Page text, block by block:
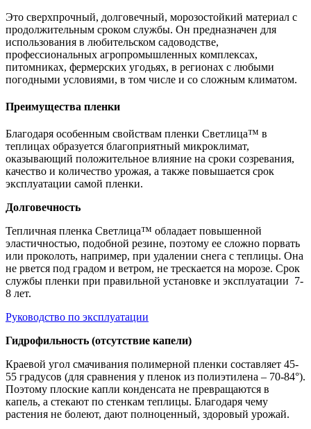
Это сверхпрочный, долговечный, морозостойкий материал с
продолжительным сроком службы. Он предназначен для
использования в любительском садоводстве,
профессиональных агропромышленных комплексах,
питомниках, фермерских угодьях, в регионах с любыми
погодными условиями, в том числе и со сложным климатом.
Преимущества пленки
Благодаря особенным свойствам пленки Светлица™ в
теплицах образуется благоприятный микроклимат,
оказывающий положительное влияние на сроки созревания,
качество и количество урожая, а также повышается срок
эксплуатации самой пленки.
Долговечность
Тепличная пленка Светлица™ обладает повышенной
эластичностью, подобной резине, поэтому ее сложно порвать
или проколоть, например, при удалении снега с теплицы. Она
не рвется под градом и ветром, не трескается на морозе. Срок
службы пленки при правильной установке и эксплуатации 7-
8 лет.
Руководство по эксплуатации
Гидрофильность (отсутствие капели)
Краевой угол смачивания полимерной пленки составляет 45-
55 градусов (для сравнения у пленок из полиэтилена – 70-84°).
Поэтому плоские капли конденсата не превращаются в
капель, а стекают по стенкам теплицы. Благодаря чему
растения не болеют, дают полноценный, здоровый урожай.